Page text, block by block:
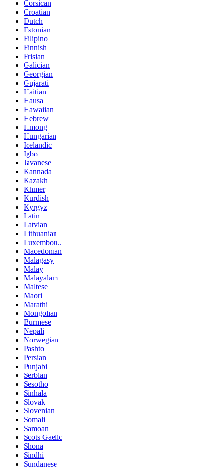
Corsican
Croatian
Dutch
Estonian
Filipino
Finnish
Frisian
Galician
Georgian
Gujarati
Haitian
Hausa
Hawaiian
Hebrew
Hmong
Hungarian
Icelandic
Igbo
Javanese
Kannada
Kazakh
Khmer
Kurdish
Kyrgyz
Latin
Latvian
Lithuanian
Luxembou..
Macedonian
Malagasy
Malay
Malayalam
Maltese
Maori
Marathi
Mongolian
Burmese
Nepali
Norwegian
Pashto
Persian
Punjabi
Serbian
Sesotho
Sinhala
Slovak
Slovenian
Somali
Samoan
Scots Gaelic
Shona
Sindhi
Sundanese